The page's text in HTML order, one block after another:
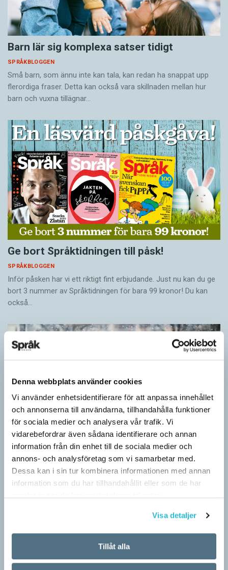
Denna webbplats använder cookies
Vi använder enhetsidentifierare för att anpassa innehållet
och annonserna till användarna, tillhandahålla funktioner
för sociala medier och analysera vår trafik. Vi
vidarebefordrar även sådana identifierare och annan
information från din enhet till de sociala medier och
annons- och analysföretag som vi samarbetar med.
Dessa kan i sin tur kombinera informationen med annan
information som du har tillhandahållit eller som de har
Visa detaljer
Tillåt alla
Barn lär sig komplexa satser tidigt
SPRÅKBLOGGEN
Små barn, som ännu inte kan tala, kan redan ha snappat upp
flerordiga fraser. Detta kan också vara skillnaden mellan hur
barn och vuxna tillägnar…
Ge bort Språktidningen till påsk!
SPRÅKBLOGGEN
Inför påsken har vi ett riktigt fint erbjudande. Just nu kan du ge
bort 3 nummer av Språktidningen för bara 99 kronor! Du kan
också…
Särskolan byter namn
gymnasiesärskolan till anpassad gymnasieskola. En som har